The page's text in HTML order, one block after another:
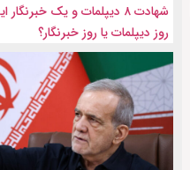
شهادت ۸ دیپلمات و یک
روز دیپلمات یا روز خبرنگار؟